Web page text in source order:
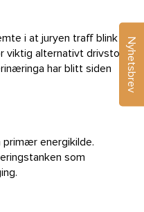
i at juryen traff blink
viktig alternativt drivstoff
har blitt siden
primær energikilde.
som
Nyhetsbrev